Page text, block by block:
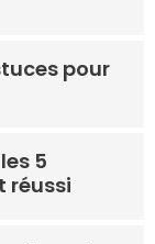
pour
5
réussi